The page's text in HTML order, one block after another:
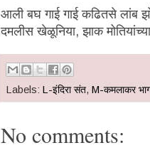
आली बघ गाई गाई कढितसे लांब
दमलीस खेळूनिया, झाक
Labels: L-इंदिरा संत, M-कमलाकर
No comments: